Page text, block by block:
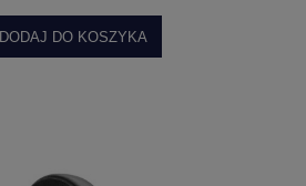
DODAJ DO KOSZYKA